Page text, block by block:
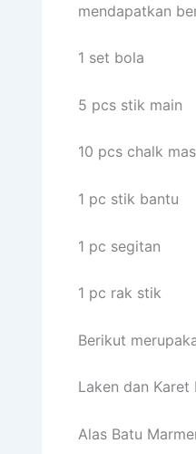
mendapatkan
1 set bola
5 pcs stik main
10 pcs chalk
1 pc stik bantu
1 pc segitan
1 pc rak stik
Berikut
Laken dan Karet
Alas Batu